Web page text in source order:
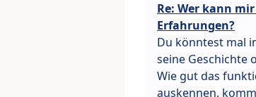
Re: Wer kann
Erfahrungen?
Du könntest mal
seine Geschichte
Wie gut das
auskennen,